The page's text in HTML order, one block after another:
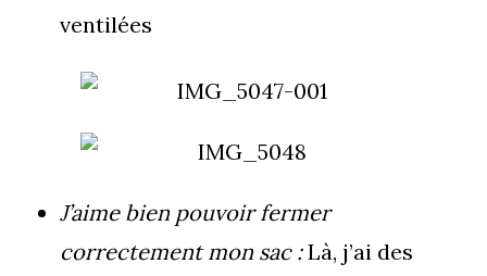
ventilées
J’aime bien pouvoir fermer
correctement mon sac :Là, j’ai des